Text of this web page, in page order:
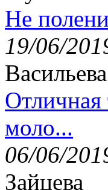
Не
19/06/
Васильева
моло...
06/06/
Зайцева